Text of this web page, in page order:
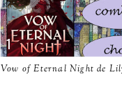
Vow of Eternal Night de